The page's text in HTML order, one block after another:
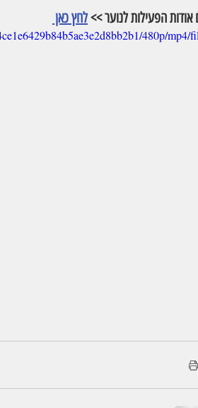
אודות הפעילות לנוער >> לחץ כאן
480p/mp4/